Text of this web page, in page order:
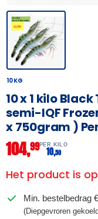
10 KG
10 x 1 kilo
semi-IQF
x 750gram )
104,99PER KILO
10,50
Het product is
Min. bestelbedrag
(Diepgevroren